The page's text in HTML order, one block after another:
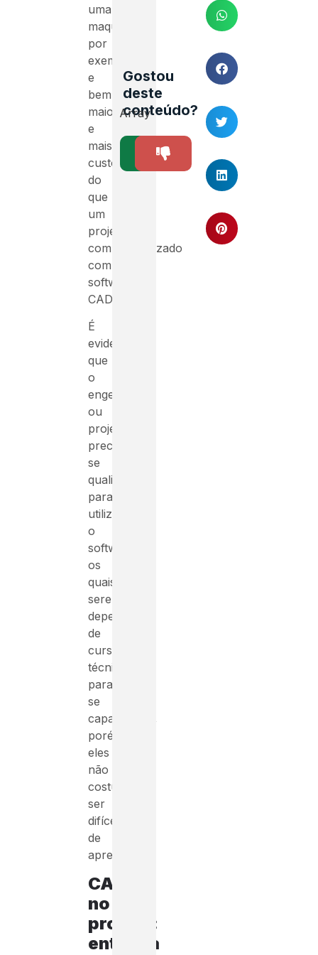
uma
maquete,
por
exemplo,
e
bem
maior
e
mais
custoso
do
que
um
projeto
computadorizado
com
softwares
CAD’s.
É
evidente
que
o
engenheiro
ou
projetista
precisam
se
qualificar
para
utilizar
o
software,
os
quais
serem
dependem
de
cursos
técnicos
para
se
capacitarem,
porém,
eles
não
costumam
ser
difíceis
de
aprender.
CAD
no
projeto:
entenda
Gostou
deste
conteúdo?
Array